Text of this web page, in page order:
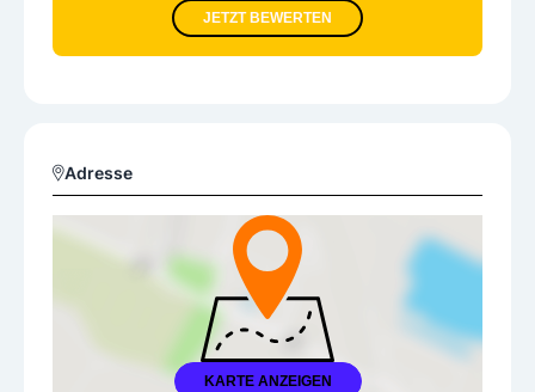
JETZT BEWERTEN
Adresse
KARTE ANZEIGEN